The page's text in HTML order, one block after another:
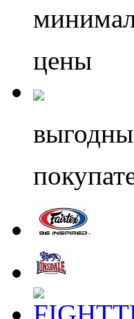
цены